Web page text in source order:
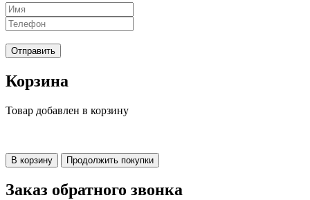
Отправить
Корзина
Товар добавлен в корзину
В корзину Продолжить покупки
Заказ обратного звонка